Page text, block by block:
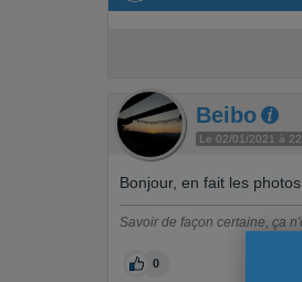
Beibo
Le 02/01/2021 à
Bonjour, en fait les
Savoir de façon certaine, ça
0